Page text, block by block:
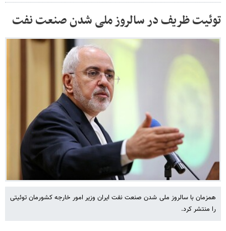
توئیت ظریف در سالروز ملی شدن صنعت نفت
همزمان با سالروز ملی شدن صنعت نفت ایران وزیر امور خارجه کشورمان توئیتی
را منتشر کرد.